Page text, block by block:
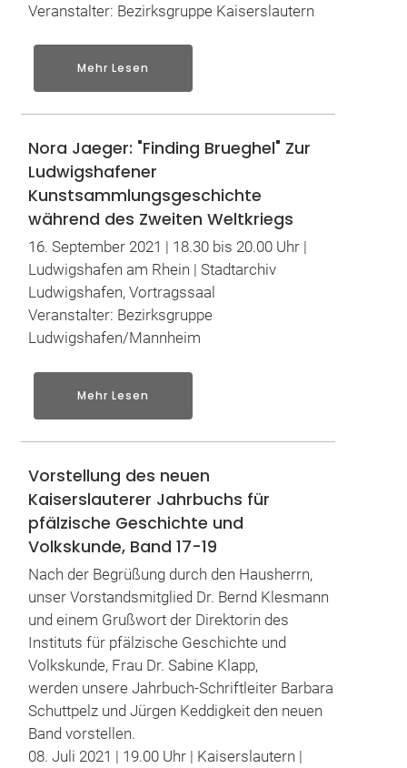
Veranstalter: Bezirksgruppe Kaiserslautern
Mehr Lesen
Nora Jaeger: "Finding Brueghel" Zur
Ludwigshafener
Kunstsammlungsgeschichte
während des Zweiten Weltkriegs
16. September 2021 | 18.30 bis 20.00 Uhr |
Ludwigshafen am Rhein | Stadtarchiv
Ludwigshafen, Vortragssaal
Veranstalter: Bezirksgruppe
Ludwigshafen/Mannheim
Mehr Lesen
Vorstellung des neuen
Kaiserslauterer Jahrbuchs für
pfälzische Geschichte und
Volkskunde, Band 17-19
Nach der Begrüßung durch den Hausherrn,
unser Vorstandsmitglied Dr. Bernd Klesmann
und einem Grußwort der Direktorin des
Instituts für pfälzische Geschichte und
Volkskunde, Frau Dr. Sabine Klapp,
werden unsere Jahrbuch-Schriftleiter Barbara
Schuttpelz und Jürgen Keddigkeit den neuen
Band vorstellen.
08. Juli 2021 | 19.00 Uhr | Kaiserslautern |